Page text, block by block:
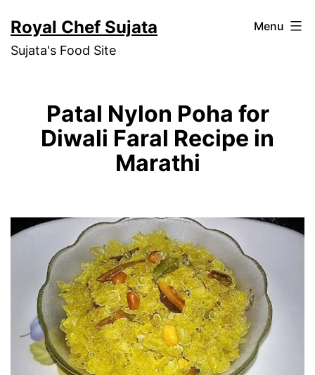
to
content
Royal Chef Sujata
Sujata's Food Site
Menu
Patal Nylon Poha for
Diwali Faral Recipe in
Marathi